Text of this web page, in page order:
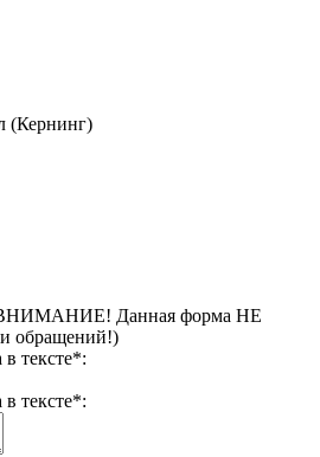
(Кернинг)
Данная форма НЕ
обращений!)
тексте*:
тексте*: